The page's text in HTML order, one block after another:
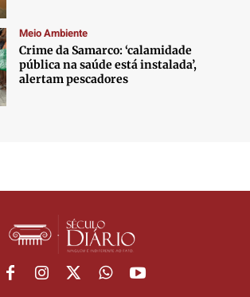
Meio Ambiente
Crime da Samarco: ‘calamidade
pública na saúde está instalada’,
alertam pescadores